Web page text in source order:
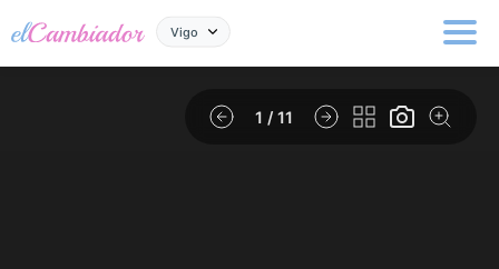
Vigo
1 / 11